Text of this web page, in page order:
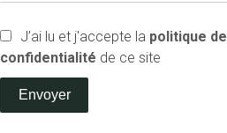
J’ai lu et j'accepte la politique de
confidentialité de ce site
Envoyer